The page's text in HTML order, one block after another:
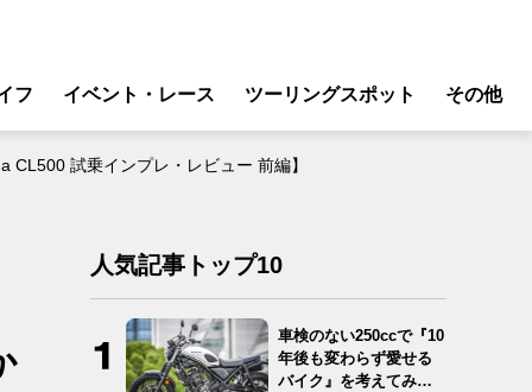
フ
ク
イベント・レース ツーリングスポット その他
試乗インプレ・レビュー 前編】
人気記事トップ10
車検のない250ccで『10
年後も変わらず愛せる
バイク』を考えてみ